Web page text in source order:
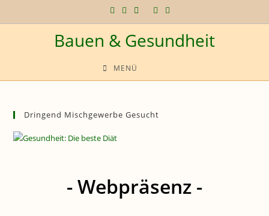
Inhalt
Bauen & Gesundheit
MENÜ
Dringend Mischgewerbe Gesucht
- Webpräsenz -